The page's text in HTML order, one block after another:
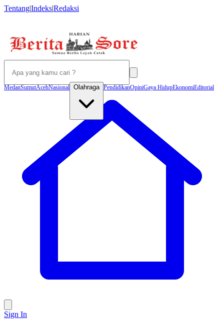
Tentang|Indeks|Redaksi
MedanSumutAcehNasional Olahraga PendidikanOpiniGaya HidupEkonomiEditorial
Sign In